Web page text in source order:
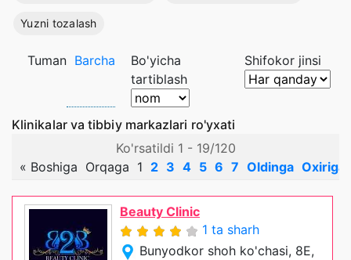
Yuzni tozalash
Tuman Barcha
Bo'yicha
tartiblash
Shifokor jinsi
Klinikalar va tibbiy markazlari ro'yxati
Ko'rsatildi 1 - 19/120
« Boshiga Orqaga 1 2 3 4 5 6 7 Oldinga Oxiriga
Beauty Clinic
1 ta sharh
Bunyodkor shoh ko'chasi, 8E,